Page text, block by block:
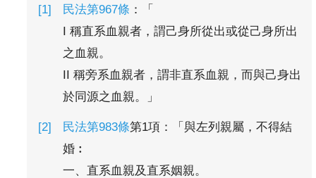
民法第967條 ：「
I 稱直系血親者，謂己身所從出或從己身所出
之血親。
II 稱旁系血親者，謂非直系血親，而與己身出
於同源之血親。」
民法第983條第1項：「與左列親屬，不得結
婚︰
一、直系血親及直系姻親。